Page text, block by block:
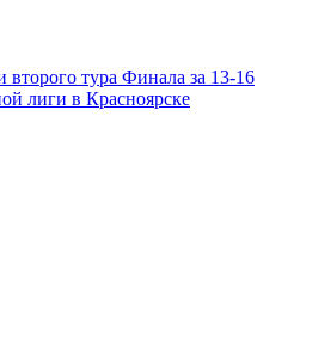
второго тура Финала за 13-16
лиги в Красноярске